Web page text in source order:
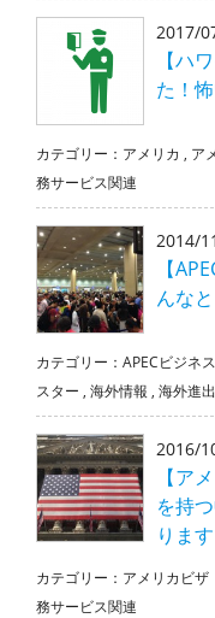
2017/
【ハ
た！
カテゴリー： アメリカ , ア
務サービス関連
2014/
【
んな
カテゴリー： APECビジネ
スター , 海外情報 , 海外進出
2016/
【ア
を持
ります
カテゴリー： アメリカビザ
務サービス関連